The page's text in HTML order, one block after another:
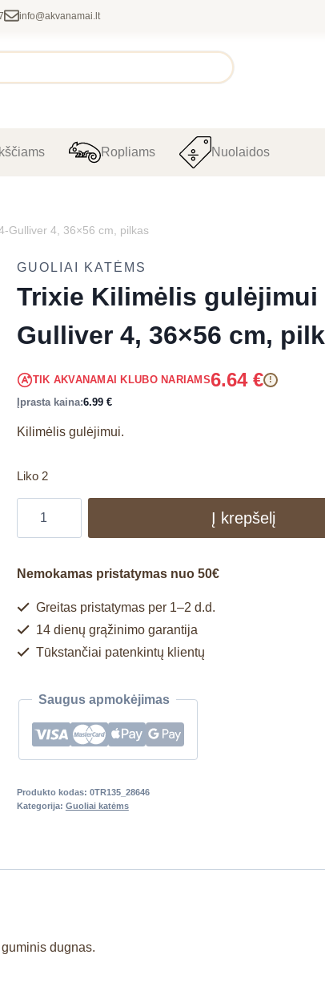
info@akvanamai.lt
Ropliams Nuolaidos
Gulliver 4, 36×56 cm, pilkas
GUOLIAI KATĖMS
Trixie Kilimėlis gulėjimui
Gulliver 4, 36×56 cm,
TIK AKVANAMAI KLUBO NARIAMS6.64 € !
Įprasta kaina:6.99 €
Kilimėlis gulėjimui.
Liko 2
Į krepšelį
Nemokamas pristatymas nuo 50€
Greitas pristatymas per 1–2 d.d.
14 dienų grąžinimo garantija
Tūkstančiai patenkintų klientų
Saugus apmokėjimas
Produkto kodas: 0TR135_28646
Kategorija: Guoliai katėms
dugnas.